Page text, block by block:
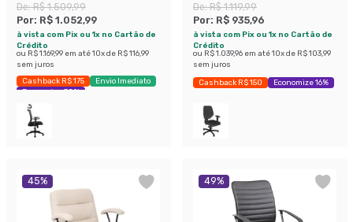
De:R$ 1.509,99
Por: R$ 1.052,99
à vista com Pix ou 1x no Cartão de
Crédito
ou R$ 1.169,99 em até10x de R$ 116,99
sem juros
Cashback R$ 175
Envio Imediato
Economize 30%
De:R$ 1.119,99
Por: R$ 935,96
à vista com Pix ou 1x no Cartão de
Crédito
ou R$ 1.039,96 em até10x de R$ 103,99
sem juros
Cashback R$ 150 Economize 16%
45% 49%